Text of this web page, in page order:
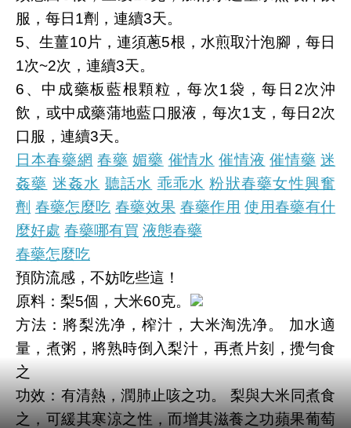
服，每日1劑，連續3天。
5、生薑10片，連須蔥5根，水煎取汁泡腳，每日
1次~2次，連續3天。
6、中成藥板藍根顆粒，每次1袋，每日2次沖
飲，或中成藥蒲地藍口服液，每次1支，每日2次
口服，連續3天。
日本春藥網 春藥 媚藥 催情水 催情液 催情藥 迷
姦藥 迷姦水 聽話水 乖乖水 粉狀春藥女性興奮
劑 春藥怎麼吃 春藥效果 春藥作用 使用春藥有什
麼好處 春藥哪有買 液態春藥
春藥怎麼吃
預防流感，不妨吃些這！
原料：梨5個，大米60克。
方法：將梨洗净，榨汁，大米淘洗净。 加水適
量，煮粥，將熟時倒入梨汁，再煮片刻，攪勻食
之
功效：有清熱，潤肺止咳之功。 梨與大米同煮食
之，可緩其寒涼之性，而增其滋養之功蘋果葡萄